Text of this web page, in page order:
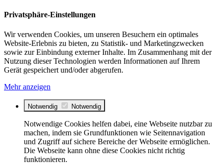
Privatsphäre-Einstellungen
Wir verwenden Cookies, um unseren Besuchern ein optimales
Website-Erlebnis zu bieten, zu Statistik- und Marketingzwecken
sowie zur Einbindung externer Inhalte. Im Zusammenhang mit der
Nutzung dieser Technologien werden Informationen auf Ihrem
Gerät gespeichert und/oder abgerufen.
Mehr anzeigen
Notwendig Notwendig
Notwendige Cookies helfen dabei, eine Webseite nutzbar zu
machen, indem sie Grundfunktionen wie Seitennavigation
und Zugriff auf sichere Bereiche der Webseite ermöglichen.
Die Webseite kann ohne diese Cookies nicht richtig
funktionieren.